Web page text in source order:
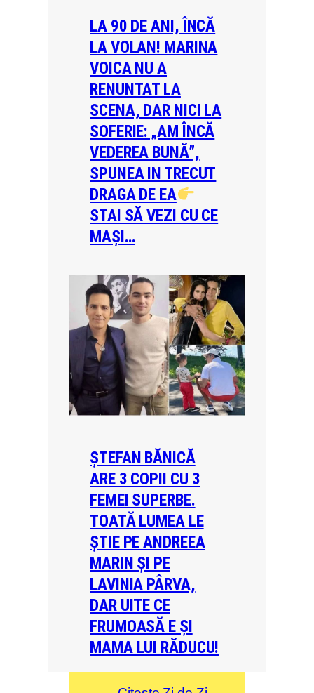
LA 90 DE ANI, ÎNCĂ
LA VOLAN! MARINA
VOICA NU A
RENUNTAT LA
SCENA, DAR NICI LA
SOFERIE: „AM ÎNCĂ
VEDEREA BUNĂ”,
SPUNEA IN TRECUT
DRAGA DE EA
STAI SĂ VEZI CU CE
MAȘI…
ȘTEFAN BĂNICĂ
ARE 3 COPII CU 3
FEMEI SUPERBE.
TOATĂ LUMEA LE
ȘTIE PE ANDREEA
MARIN ȘI PE
LAVINIA PÂRVA,
DAR UITE CE
FRUMOASĂ E ȘI
MAMA LUI RĂDUCU!